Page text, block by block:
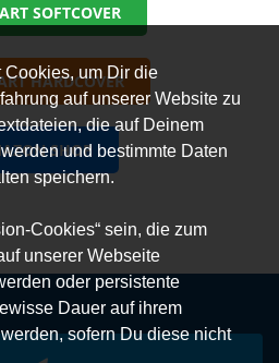
Cookies, um Dir die
auf unserer Website zu
die auf Deinem
und bestimmte Daten
speichern.
Cookies“ sein, die zum
unserer Webseite
oder persistente
Dauer auf ihrem
sofern Du diese nicht
SOFTCOVER
HARDCOVER
SHOP